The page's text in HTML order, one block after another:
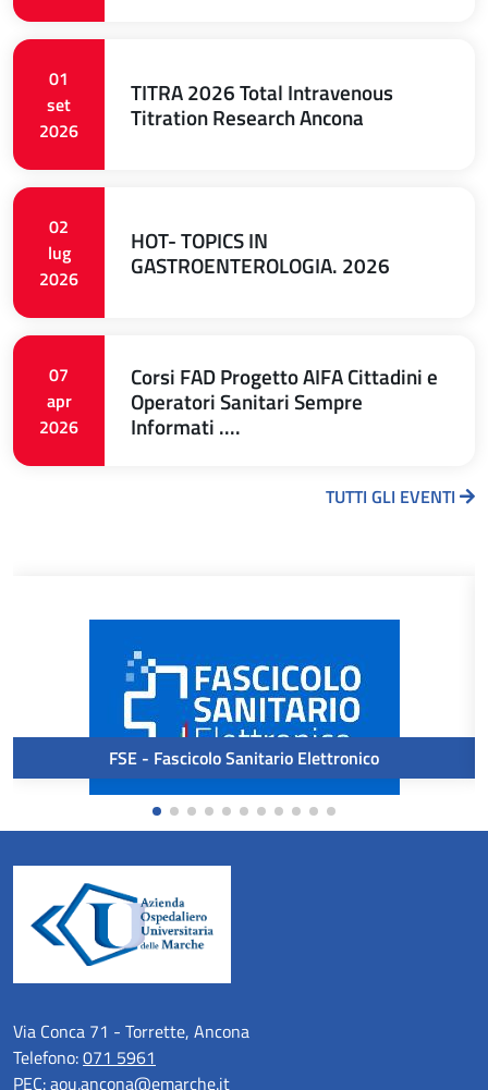
01
set
2026
TITRA 2026 Total Intravenous
Titration Research Ancona
02
lug
2026
HOT- TOPICS IN
GASTROENTEROLOGIA. 2026
07
apr
2026
Corsi FAD Progetto AIFA Cittadini e
Operatori Sanitari Sempre
Informati ....
TUTTI GLI EVENTI
FSE - Fascicolo Sanitario Elettronico
Via Conca 71 - Torrette, Ancona
Telefono:071 5961
PEC:aou.ancona@emarche.it